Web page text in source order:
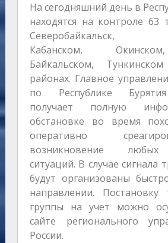
На сегодняшний день в
находятся на контроле 63
Северобайкальск,
Кабанском,
Байкальском,
районах. Главное
по Республике
получает полную
обстановке во время
оперативно
возникновение
ситуаций. В случае сигнала
будут организованы
направлении. Постановку
группы на учет можно
сайте регионального
России.